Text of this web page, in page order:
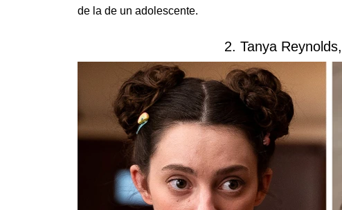
de la de un adolescente.
2. Tanya Reynolds,